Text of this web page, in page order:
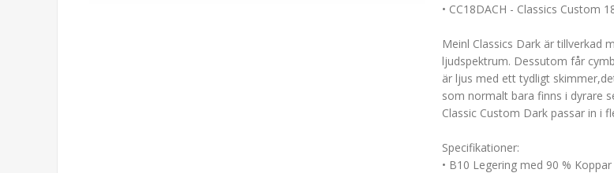
• CC18DACH - Classics Custom
Meinl Classics Dark är tillverkad
ljudspektrum. Dessutom får
är ljus med ett tydligt
som normalt bara finns i dyrare
Classic Custom Dark passar in i
Specifikationer:
• B10 Legering med 90 %